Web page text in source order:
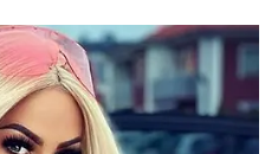
కూడా చెప్పారు.తాను
అదొక హ్యుమన్ ఎర్రర్ అని
తనకు చాలా అభిమానమని...